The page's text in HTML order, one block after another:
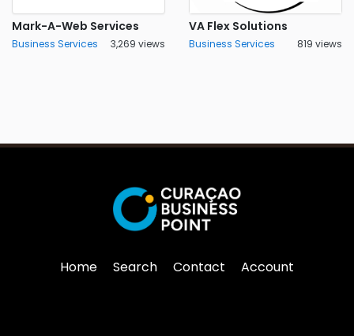
Mark-A-Web Services
Business Services 3,269 views
VA Flex Solutions
Business Services 819 views
Home Search Contact Account